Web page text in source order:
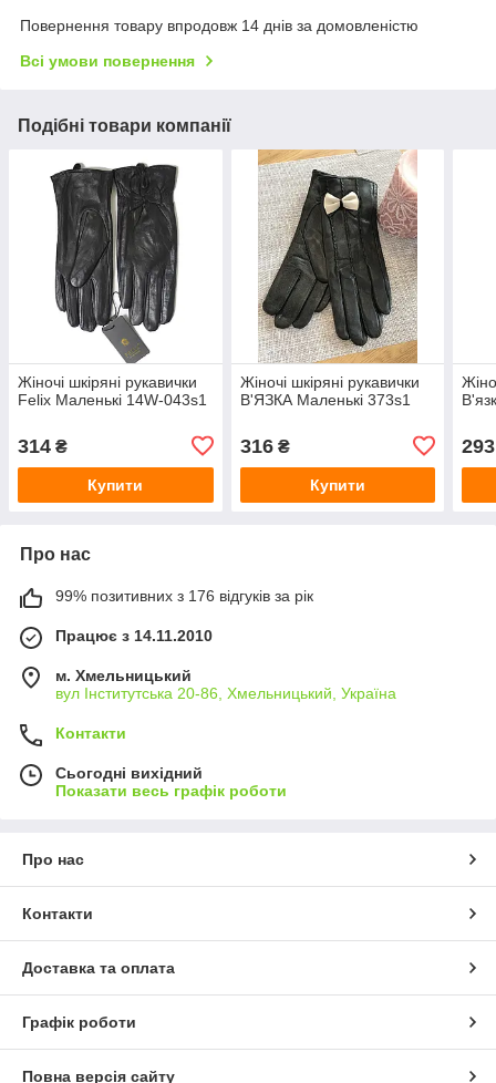
Повернення товару впродовж 14 днів за домовленістю
Всі умови повернення
Подібні товари компанії
Жіночі шкіряні рукавички
Felix Маленькі 14W-043s1
314 ₴
Купити
Жіночі шкіряні рукавички
В'ЯЗКА Маленькі 373s1
316₴
Купити
293
Про нас
99% позитивних з 176 відгуків за рік
Працює з 14.11.2010
м. Хмельницький
вул Інститутська 20-86, Хмельницький, Україна
Контакти
Сьогодні вихідний
Показати весь графік роботи
Про нас
Контакти
Доставка та оплата
Графік роботи
Повна версія сайту